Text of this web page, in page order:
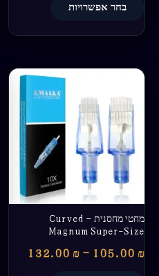
בחר אפשרויות
מחטי מחסנית – Curved
Magnum Super-Size
105.00 ₪
–
132.00 ₪
טווח
עד
למוצר
זה
מספר
ניתן
לבחור
את
האפשרויות
בעמוד
המוצר